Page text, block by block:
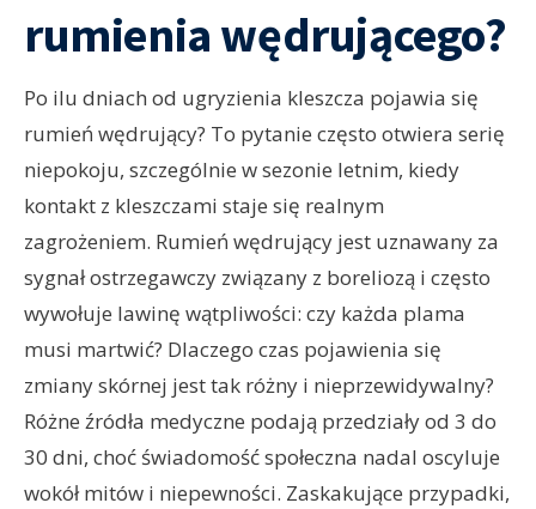
rumienia wędrującego?
Po ilu dniach od ugryzienia kleszcza pojawia się
rumień wędrujący? To pytanie często otwiera serię
niepokoju, szczególnie w sezonie letnim, kiedy
kontakt z kleszczami staje się realnym
zagrożeniem. Rumień wędrujący jest uznawany za
sygnał ostrzegawczy związany z boreliozą i często
wywołuje lawinę wątpliwości: czy każda plama
musi martwić? Dlaczego czas pojawienia się
zmiany skórnej jest tak różny i nieprzewidywalny?
Różne źródła medyczne podają przedziały od 3 do
30 dni, choć świadomość społeczna nadal oscyluje
wokół mitów i niepewności. Zaskakujące przypadki,